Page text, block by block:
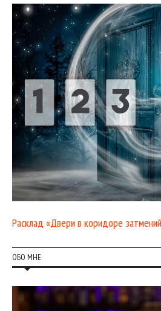
Расклад «Двери в коридоре
ОБО МНЕ